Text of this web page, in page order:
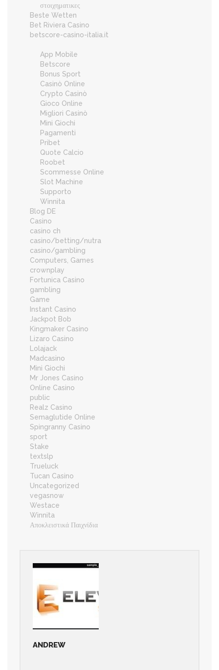
στοιχηματικες
Beste Wetten
Bet Riviera Casino
betscore-casino-italia.it
App Mobile
Betscore
Bonus Sport
Casinò Online
Crypto Casinò
Gioco Online
Migliori Casinò
Mini Giochi
Pagamenti
Pribet
Quote Calcio
Roobet
Scommesse Online
Slot Machine
Supporto
Winnita
Blog DE
Casino
casino ch
casino/betting/nutra
casino/gambling
Computers, Games
crownplay
Fortunica Casino
gambling
Game
Instant Casino
Jackpot Bob
Kingmaker Casino
Lizaro Casino
Lolajack
Madcasino
Mini Giochi
Mr Jones Casino
Online Casino
public
Realz Casino
Semaglutide Online
Spingranny Casino
sport
Stake
textslp
Trueluck
Tucan Casino
Uncategorized
vegasnow
Westace
Winnita
Αποκλειστικά Παιχνίδια
ANDREW